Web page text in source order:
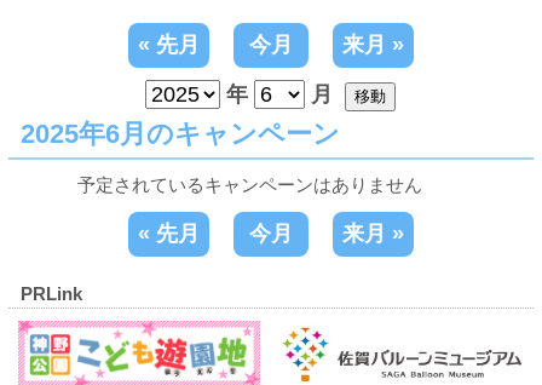
« 先月 今月 来月 »
年 月 移動
2025年6月のキャンペーン
予定されているキャンペーンはありません
« 先月 今月 来月 »
PRLink